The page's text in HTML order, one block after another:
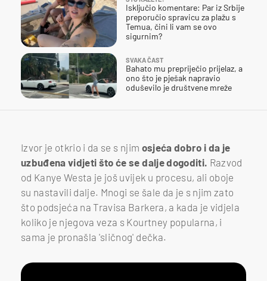
Isključio komentare: Par iz Srbije
preporučio spravicu za plažu s
Temua, čini li vam se ovo
sigurnim?
SVAKA ČAST
Bahato mu prepriječio prijelaz, a
ono što je pješak napravio
oduševilo je društvene mreže
Izvor je otkrio i da se s njim osjeća dobro i da je
uzbuđena vidjeti što će se dalje dogoditi. Razvod
od Kanye Westa je još uvijek u procesu, ali oboje
su nastavili dalje. Mnogi se šale da je s njim zato
što podsjeća na Travisa Barkera, a kada je vidjela
koliko je njegova veza s Kourtney popularna, i
sama je pronašla 'sličnog' dečka.